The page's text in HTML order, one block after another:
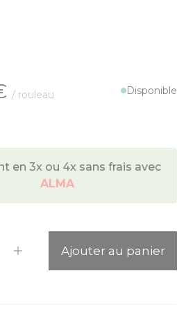
/ rouleau Disponible
en 3x ou 4x sans frais avec
ALMA
Ajouter au panier